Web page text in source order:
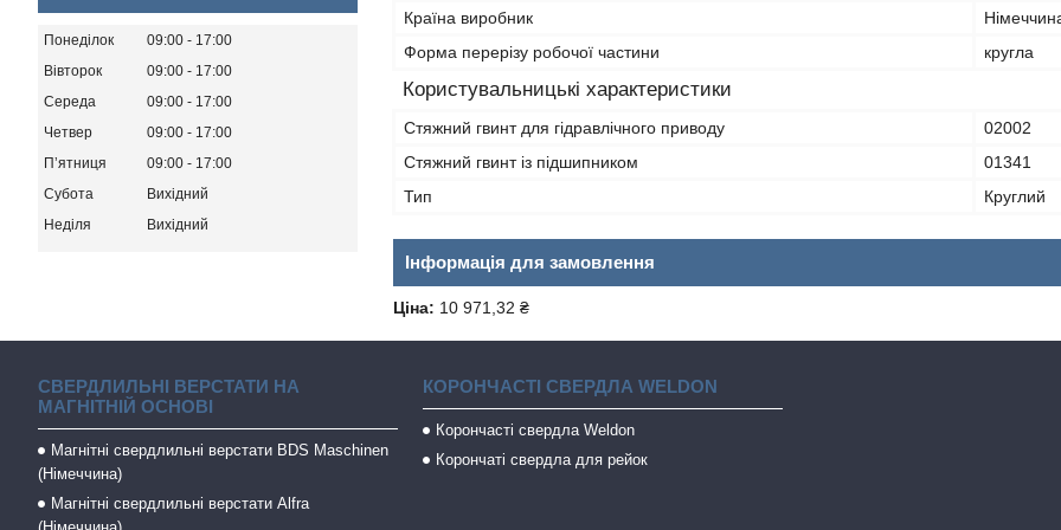
Країна виробник
Форма перерізу робочої частини
кругла
Користувальницькі характеристики
Стяжний гвинт для гідравлічного приводу
02002
Стяжний гвинт із підшипником
01341
Тип
Круглий
Інформація для замовлення
Ціна: 10 971,32 ₴
Понеділок 09:00
17:00
Вівторок
09:00
17:00
Середа
09:00
17:00
Четвер
09:00
17:00
Пʼятниця
09:00
17:00
Субота
Вихідний
Неділя
Вихідний
СВЕРДЛИЛЬНІ ВЕРСТАТИ НА
МАГНІТНІЙ ОСНОВІ
Магнітні свердлильні верстати BDS Maschinen
(Німеччина)
Магнітні свердлильні верстати Alfra
КОРОНЧАСТІ СВЕРДЛА WELDON
Корончасті свердла Weldon
Корончаті свердла для рейок